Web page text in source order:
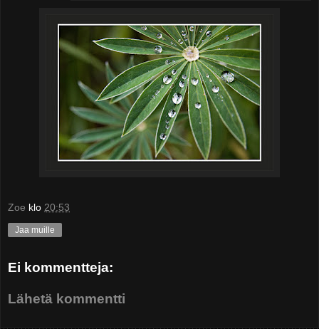
Zoe klo 20:53
Jaa muille
Ei kommentteja:
Lähetä kommentti